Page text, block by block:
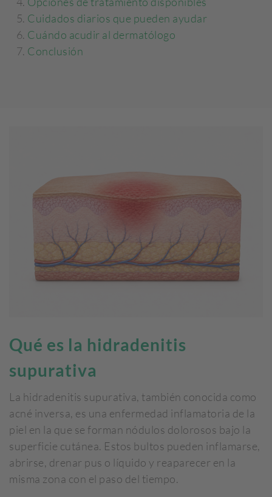
Cuidados diarios que pueden ayudar
Cuándo acudir al dermatólogo
Conclusión
Qué es la hidradenitis
supurativa
La hidradenitis supurativa, también conocida como
acné inversa, es una enfermedad inflamatoria de la
piel en la que se forman nódulos dolorosos bajo la
superficie cutánea. Estos bultos pueden inflamarse,
abrirse, drenar pus o líquido y reaparecer en la
misma zona con el paso del tiempo.